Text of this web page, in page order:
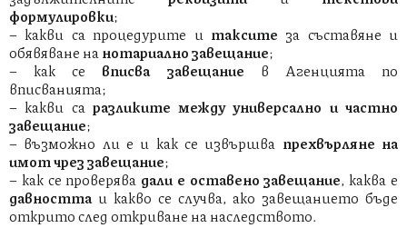
формулировки;
– какви са процедурите и таксите за съставяне и
обявяване нанотариално завещание;
– как се вписва завещание в Агенцията по
вписванията;
– какви са разликите между универсално и частно
завещание;
– възможно ли е и как се извършва прехвърляне на
имот чрез завещание;
– как се проверява дали е оставено завещание, каква е
давносттаи какво се случва, ако завещанието бъде
открито след откриване на наследството.